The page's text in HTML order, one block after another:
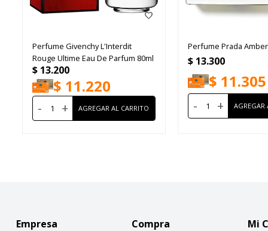
Perfume Givenchy L'Interdit
Rouge Ultime Eau De Parfum 80ml
$ 13.200
$ 11.220
- +
Perfume Prada Amber
$ 13.300
$ 11.305
- +
Empresa
Compra
Mi